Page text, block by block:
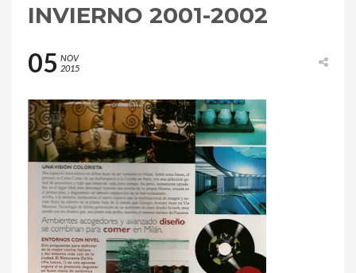
alvaro@alvarocastro.com
INVIERNO 2001-2002
05 NOV
2015